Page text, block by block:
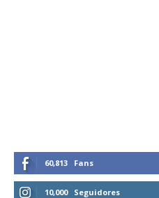
60,813 Fans
10,000 Seguidores